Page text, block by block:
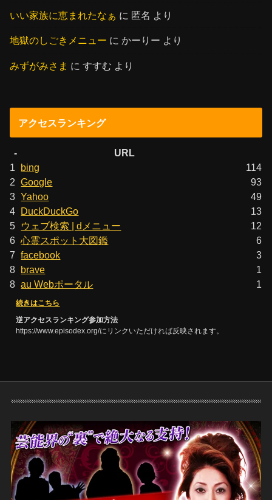
いい家族に恵まれたなぁ に 匿名 より
地獄のしごきメニュー にかーりー より
みずがみさま にすすむ より
アクセスランキング
-
URL
1
bing
114
2 Google
93
3 Yahoo
49
4 DuckDuckGo
13
5
ウェブ検索 | dメニュー
12
6 心霊スポット大図鑑
6
7 facebook
3
8 brave
1
8 au Webポータル 1
続きはこちら
逆アクセスランキング参加方法
https://www.episodex.org/にリンクいただければ反映されます。